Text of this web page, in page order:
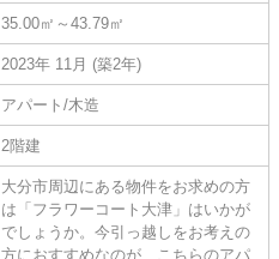
35.00㎡～43.79㎡
2023年 11月 (築2年)
アパート/木造
2階建
大分市周辺にある物件をお求めの方
は「フラワーコート大津」はいかが
でしょうか。今引っ越しをお考えの
方におすすめなのが、こちらのアパ